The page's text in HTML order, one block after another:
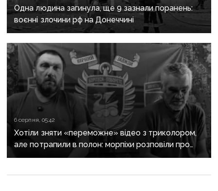
Одна людина загинула, ще 9 зазнали поранень:
воєнні злочини рф на Донеччині
6 серпня, 05:42
Хотіли зняти «переможне» відео з триколором,
але потрапили в полон: морпіхи розповіли про
провалену ІПСО росіян на Донеччині